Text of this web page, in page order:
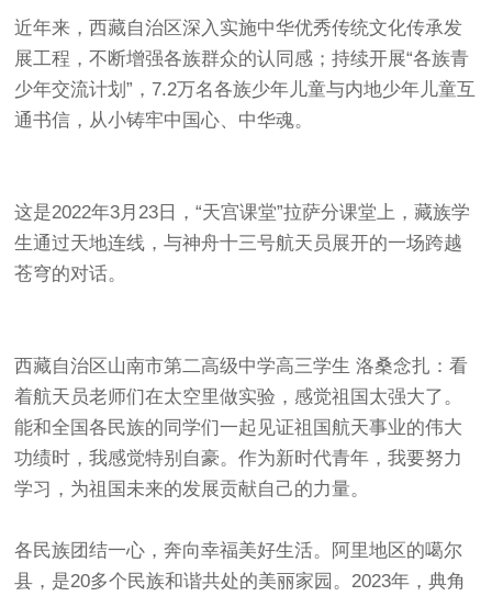
近年来，西藏自治区深入实施中华优秀传统文化传承发
展工程，不断增强各族群众的认同感；持续开展“各族青
少年交流计划”，7.2万名各族少年儿童与内地少年儿童互
通书信，从小铸牢中国心、中华魂。
这是2022年3月23日，“天宫课堂”拉萨分课堂上，藏族学
生通过天地连线，与神舟十三号航天员展开的一场跨越
苍穹的对话。
西藏自治区山南市第二高级中学高三学生 洛桑念扎：看
着航天员老师们在太空里做实验，感觉祖国太强大了。
能和全国各民族的同学们一起见证祖国航天事业的伟大
功绩时，我感觉特别自豪。作为新时代青年，我要努力
学习，为祖国未来的发展贡献自己的力量。
各民族团结一心，奔向幸福美好生活。阿里地区的噶尔
县，是20多个民族和谐共处的美丽家园。2023年，典角